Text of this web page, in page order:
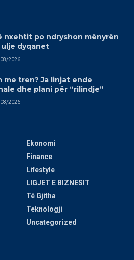
nxehtit po ndryshon mënyrën
dyqanet
2026
me tren? Ja linjat ende
dhe plani për “rilindje”
2026
Ekonomi
Finance
Lifestyle
LIGJET E BIZNESIT
Të Gjitha
Teknologji
Uncategorized